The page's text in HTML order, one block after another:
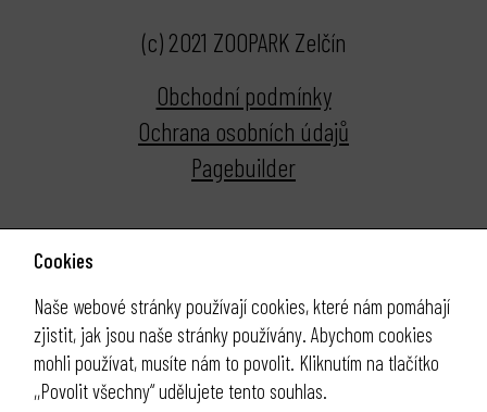
(c) 2021 ZOOPARK Zelčín
Obchodní podmínky
Ochrana osobních údajů
Pagebuilder
Cookies
Naše webové stránky používají cookies, které nám pomáhají
zjistit, jak jsou naše stránky používány. Abychom cookies
mohli používat, musíte nám to povolit. Kliknutím na tlačítko
,,Povolit všechny“ udělujete tento souhlas.